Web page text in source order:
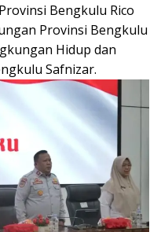
Bengkulu Rico
Provinsi Bengkulu
Hidup dan
Safnizar.